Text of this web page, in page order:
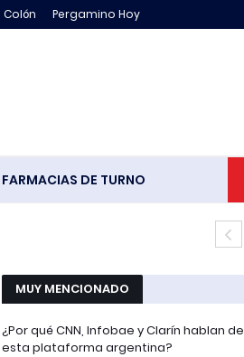
Colón Pergamino Hoy
FARMACIAS DE TURNO
MUY MENCIONADO
¿Por qué CNN, Infobae y Clarín hablan de
esta plataforma argentina?